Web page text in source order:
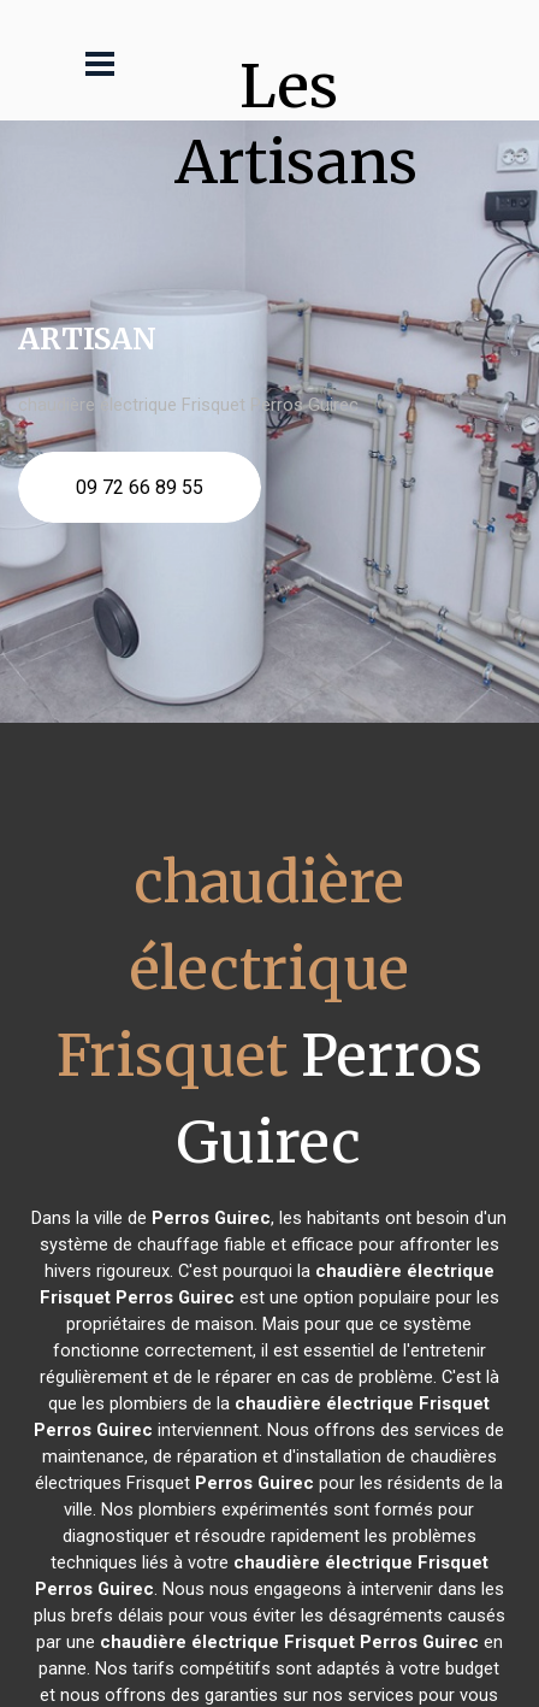
Les
Artisans
ARTISAN
chaudière électrique Frisquet Perros Guirec
09 72 66 89 55
chaudière
électrique
FrisquetPerros
Guirec
Dans la ville de Perros Guirec, les habitants ont besoin d'un
système de chauffage fiable et efficace pour affronter les
hivers rigoureux. C'est pourquoi la chaudière électrique
Frisquet Perros Guirec est une option populaire pour les
propriétaires de maison. Mais pour que ce système
fonctionne correctement, il est essentiel de l'entretenir
régulièrement et de le réparer en cas de problème. C'est là
que les plombiers de la chaudière électrique Frisquet
Perros Guirec interviennent. Nous offrons des services de
maintenance, de réparation et d'installation de chaudières
électriques Frisquet Perros Guirec pour les résidents de la
ville. Nos plombiers expérimentés sont formés pour
diagnostiquer et résoudre rapidement les problèmes
techniques liés à votre chaudière électrique Frisquet
Perros Guirec. Nous nous engageons à intervenir dans les
plus brefs délais pour vous éviter les désagréments causés
par une chaudière électrique Frisquet Perros Guirec en
panne. Nos tarifs compétitifs sont adaptés à votre budget
et nous offrons des garanties sur nos services pour vous